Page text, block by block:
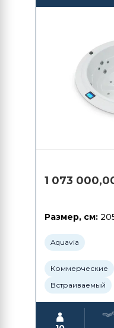
1 073
Размер, см:
Aquavia
Коммерческие
Встраиваемый